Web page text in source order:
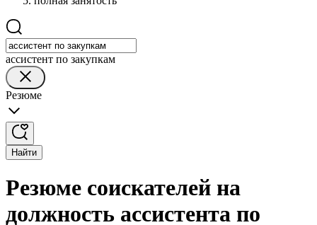
ассистент по закупкам
Резюме
Найти
Резюме соискателей на
должность ассистента по